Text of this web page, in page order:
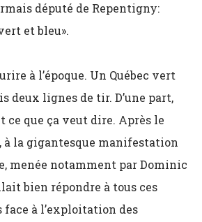
député de Repentigny:
et bleu».
à l’époque. Un Québec vert
deux lignes de tir. D’une part,
ce que ça veut dire. Après le
à la gigantesque manifestation
menée notamment par Dominic
bien répondre à tous ces
à l’exploitation des